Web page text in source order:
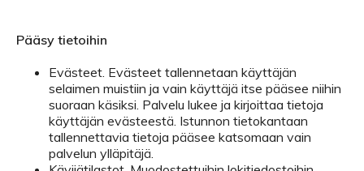
Pääsy tietoihin
Evästeet. Evästeet tallennetaan käyttäjän
selaimen muistiin ja vain käyttäjä itse pääsee niihin
suoraan käsiksi. Palvelu lukee ja kirjoittaa tietoja
käyttäjän evästeestä. Istunnon tietokantaan
tallennettavia tietoja pääsee katsomaan vain
palvelun ylläpitäjä.